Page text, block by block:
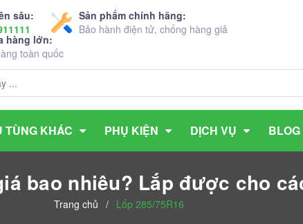
sâu:
Sản phẩm chính hãng:
Bảo hành điện tử, chống hàng giả
hàng lớn:
toàn quốc
TÙNG KHÁC PHỤ KIỆN DỊCH VỤ BLOG
bao nhiêu? Lắp được cho
Trang chủ / Lốp 285/75R16